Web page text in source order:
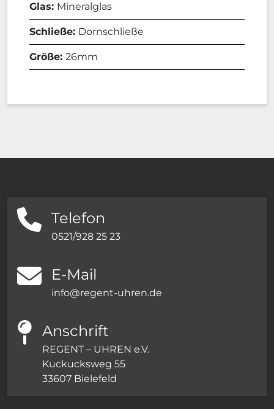
Glas: Mineralglas
Schließe: Dornschließe
Größe: 26mm
Telefon
0521/928 25 23
E-Mail
info@regent-uhren.de
Anschrift
REGENT – UHREN e.V.
Kuckucksweg 55
33607 Bielefeld